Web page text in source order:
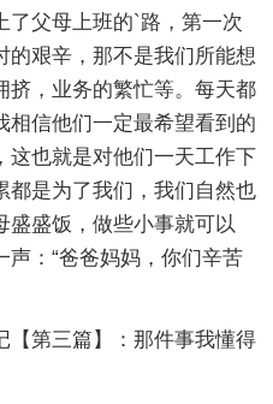
了父母上班的`路，第一次
的艰辛，那不是我们所能想
挤，业务的繁忙等。每天都
相信他们一定最希望看到的
这也就是对他们一天工作下
都是为了我们，我们自然也
盛盛饭，做些小事就可以
：“爸爸妈妈，你们辛苦
【第三篇】：那件事我懂得